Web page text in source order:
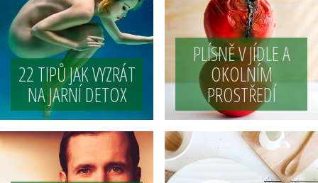
22 TIPŮ JAK VYZRÁT
NA JARNÍ DETOX
PLÍSNĚ V JÍDLE A
OKOLNÍM
PROSTŘEDÍ